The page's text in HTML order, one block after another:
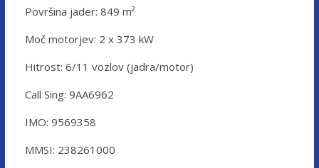
Površina jader: 849 m²
Moč motorjev: 2 x 373 kW
Hitrost: 6/11 vozlov (jadra/motor)
Call Sing: 9AA6962
IMO: 9569358
MMSI: 238261000